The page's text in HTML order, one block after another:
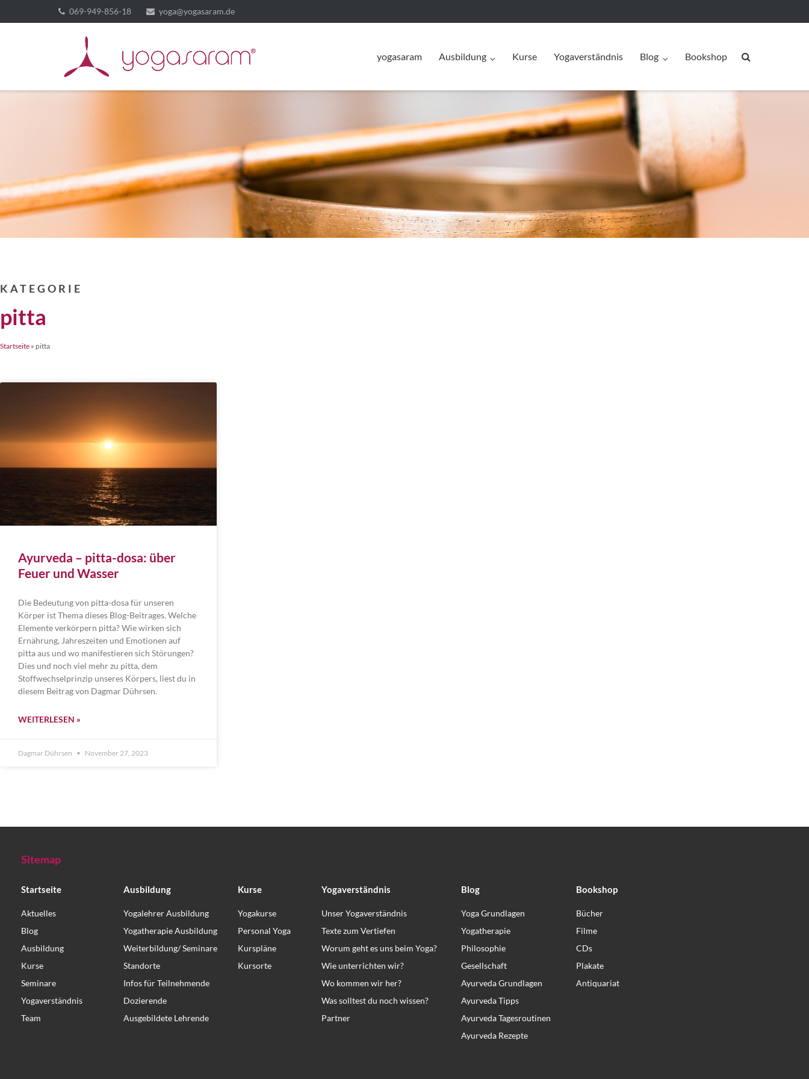
069-949-856-18 yoga@yogasaram.de
yogasaram Ausbildung Kurse Yogaverständnis Blog Bookshop
KATEGORIE
pitta
Startseite » pitta
Ayurveda – pitta-dosa: über
Feuer und Wasser
Die Bedeutung von pitta-dosa für unseren
Körper ist Thema dieses Blog-Beitrages. Welche
Elemente verkörpern pitta? Wie wirken sich
Ernährung, Jahreszeiten und Emotionen auf
pitta aus und wo manifestieren sich Störungen?
Dies und noch viel mehr zu pitta, dem
Stoffwechselprinzip unseres Körpers, liest du in
diesem Beitrag von Dagmar Dührsen.
WEITERLESEN »
Dagmar Dührsen November 27, 2023
Sitemap
Startseite
Aktuelles
Blog
Ausbildung
Kurse
Seminare
Yogaverständnis
Team
Ausbildung
Yogalehrer Ausbildung
Yogatherapie Ausbildung
Weiterbildung/ Seminare
Standorte
Infos für Teilnehmende
Dozierende
Ausgebildete Lehrende
Kurse
Yogakurse
Personal Yoga
Kurspläne
Kursorte
Yogaverständnis
Unser Yogaverständnis
Texte zum Vertiefen
Worum geht es uns beim Yoga?
Wie unterrichten wir?
Wo kommen wir her?
Was solltest du noch wissen?
Partner
Blog
Yoga Grundlagen
Yogatherapie
Philosophie
Gesellschaft
Ayurveda Grundlagen
Ayurveda Tipps
Ayurveda Tagesroutinen
Ayurveda Rezepte
Bookshop
Bücher
Filme
CDs
Plakate
Antiquariat